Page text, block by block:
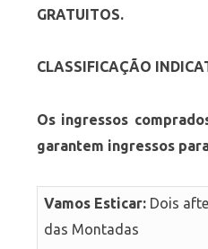
GRATUITOS.
CLASSIFICAÇÃO
Os ingressos
garantem ingressos
Vamos Esticar: Dois
das Montadas